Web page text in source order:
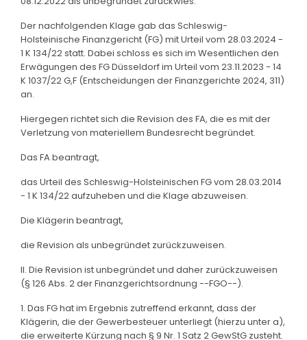
Der nachfolgenden Klage gab das Schleswig-
Holsteinische Finanzgericht (FG) mit Urteil vom 28.03.2024 -
1 K 134/22 statt. Dabei schloss es sich im Wesentlichen den
Erwägungen des FG Düsseldorf im Urteil vom 23.11.2023 - 14
K 1037/22 G,F (Entscheidungen der Finanzgerichte 2024, 311)
an.
Hiergegen richtet sich die Revision des FA, die es mit der
Verletzung von materiellem Bundesrecht begründet.
Das FA beantragt,
das Urteil des Schleswig-Holsteinischen FG vom 28.03.2014
- 1 K 134/22 aufzuheben und die Klage abzuweisen.
Die Klägerin beantragt,
die Revision als unbegründet zurückzuweisen.
II. Die Revision ist unbegründet und daher zurückzuweisen
(§ 126 Abs. 2 der Finanzgerichtsordnung --FGO--).
1. Das FG hat im Ergebnis zutreffend erkannt, dass der
Klägerin, die der Gewerbesteuer unterliegt (hierzu unter a),
die erweiterte Kürzung nach § 9 Nr. 1 Satz 2 GewStG zusteht.